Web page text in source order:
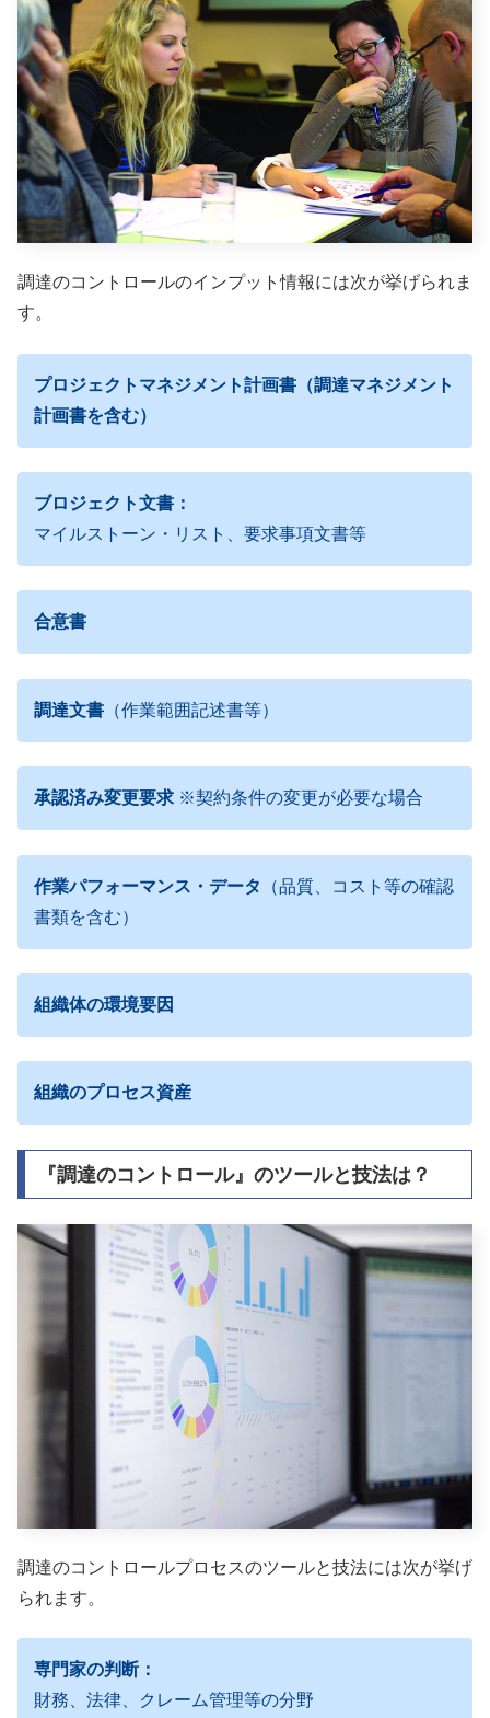
調達のコントロールのインプット情報には次が挙げられま
す。
プロジェクトマネジメント計画書（調達マネジメント
計画書を含む）
ブロジェクト文書：
マイルストーン・リスト、要求事項文書等
合意書
調達文書 （作業範囲記述書等）
承認済み変更要求 ※契約条件の変更が必要な場合
作業パフォーマンス・データ
（品質、コスト等の確認
書類を含む）
組織体の環境要因
組織のプロセス資産
『調達のコントロール』のツールと技法は？
調達のコントロールプロセスのツールと技法には次が挙げ
られます。
専門家の判断：
財務、法律、クレーム管理等の分野